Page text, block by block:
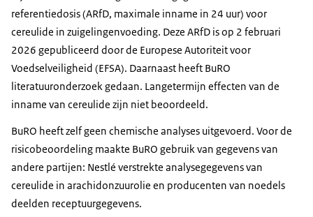
referentiedosis (ARfD, maximale inname in 24 uur) voor
cereulide in zuigelingenvoeding. Deze ARfD is op 2 februari
2026 gepubliceerd door de Europese Autoriteit voor
Voedselveiligheid (EFSA). Daarnaast heeft BuRO
literatuuronderzoek gedaan. Langetermijn effecten van de
inname van cereulide zijn niet beoordeeld.
BuRO heeft zelf geen chemische analyses uitgevoerd. Voor de
risicobeoordeling maakte BuRO gebruik van gegevens van
andere partijen: Nestlé verstrekte analysegegevens van
cereulide in arachidonzuurolie en producenten van noedels
deelden receptuurgegevens.